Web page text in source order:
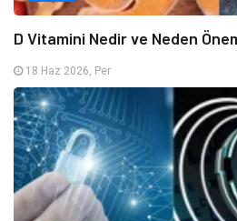
D Vitamini Nedir ve Neden
18 Haz 2026, Per